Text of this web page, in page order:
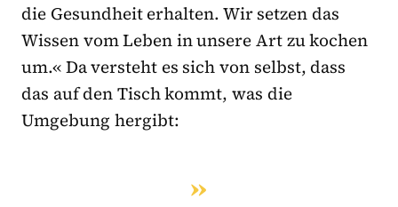
die Gesundheit erhalten. Wir setzen das
Wissen vom Leben in unsere Art zu kochen
um.« Da versteht es sich von selbst, dass
das auf den Tisch kommt, was die
Umgebung hergibt: